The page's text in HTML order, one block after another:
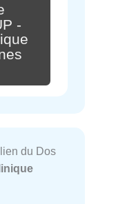
-
du Dos